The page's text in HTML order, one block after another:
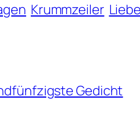
Krummzeiler
Gedicht